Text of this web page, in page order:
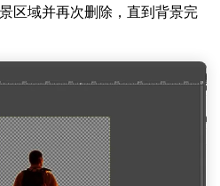
区域并再次删除，直到背景完